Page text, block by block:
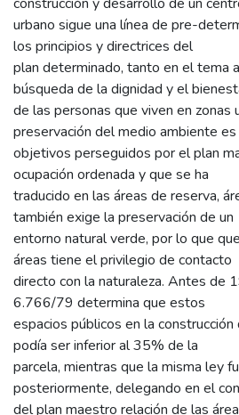
urbano sigue una línea de pre-
los principios y directrices del
plan determinado, tanto en el tema
búsqueda de la dignidad y el
de las personas que viven en zonas
preservación del medio ambiente
objetivos perseguidos por el plan
ocupación ordenada y que se ha
traducido en las áreas de reserva,
también exige la preservación de un
entorno natural verde, por lo que
áreas tiene el privilegio de contacto
directo con la naturaleza. Antes de
6.766/79 determina que estos
espacios públicos en la construcción
podía ser inferior al 35% de la
parcela, mientras que la misma ley
posteriormente, delegando en el
del plan maestro relación de las